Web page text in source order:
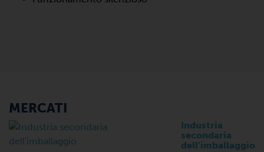
MERCATI
Industria
secondaria
dell'imballaggio